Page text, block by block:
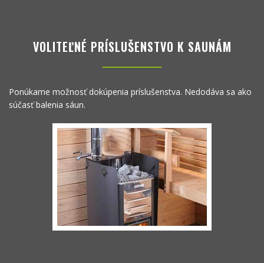
VOLITEĽNÉ PRÍSLUŠENSTVO K SAUNÁM
Ponúkame možnosť dokúpenia príslušenstva. Nedodáva sa ako
súčasť balenia sáun.